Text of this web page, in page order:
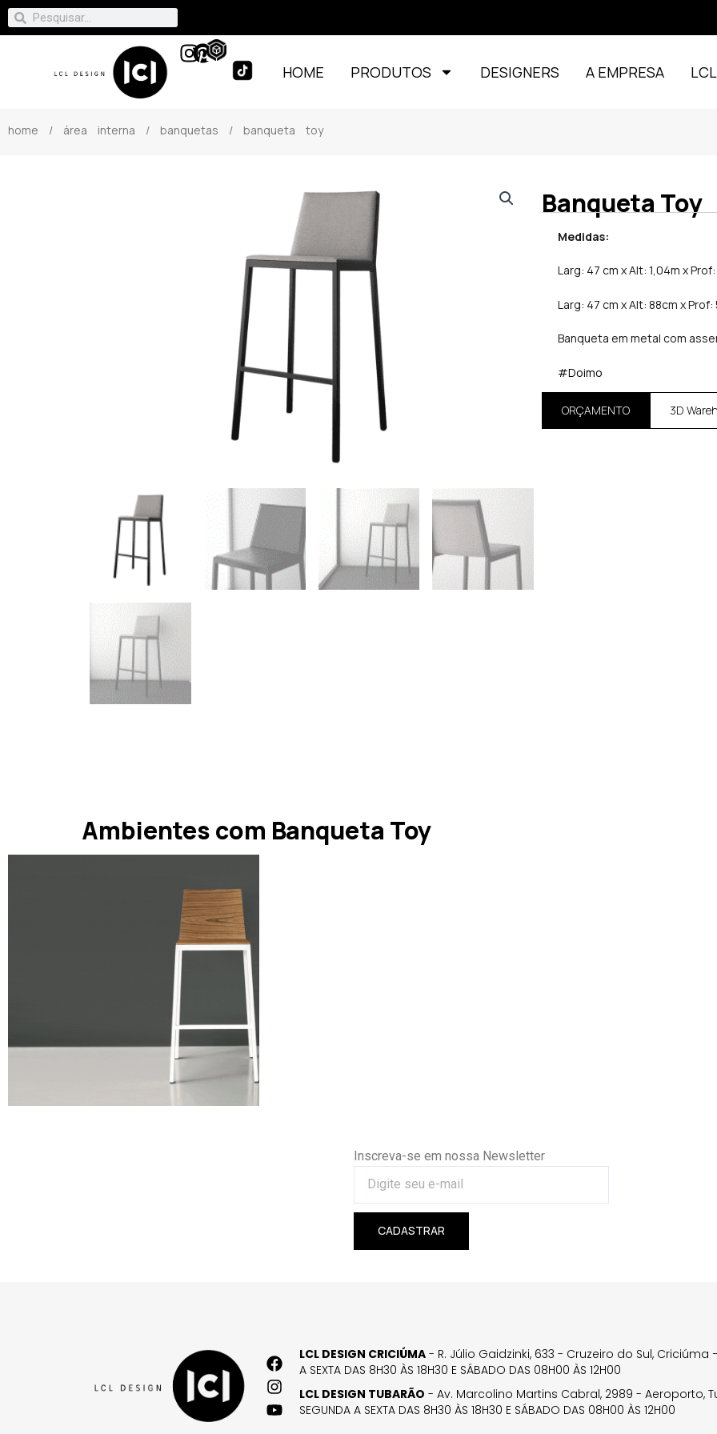
HOME PRODUTOS DESIGNERS A EMPRESA
home / área interna / banquetas / banqueta toy
Banqueta Toy
Medidas:
Larg: 47 cm x Alt: 1,04m x
Larg: 47 cm x Alt: 88cm x Prof:
Banqueta em metal com
#Doimo
ORÇAMENTO 3D
Ambientes com Banqueta Toy
Inscreva-se em nossa Newsletter
CADASTRAR
LCL DESIGN CRICIÚMA - R. Júlio Gaidzinki, 633 - Cruzeiro do Sul, Criciúma
A SEXTA DAS 8H30 ÀS 18H30 E SÁBADO DAS 08H00 ÀS 12H00
LCL DESIGN TUBARÃO - Av. Marcolino Martins Cabral, 2989 - Aeroporto,
SEGUNDA A SEXTA DAS 8H30 ÀS 18H30 E SÁBADO DAS 08H00 ÀS 12H00